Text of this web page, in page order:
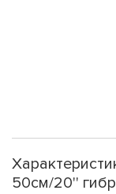
50см/20''